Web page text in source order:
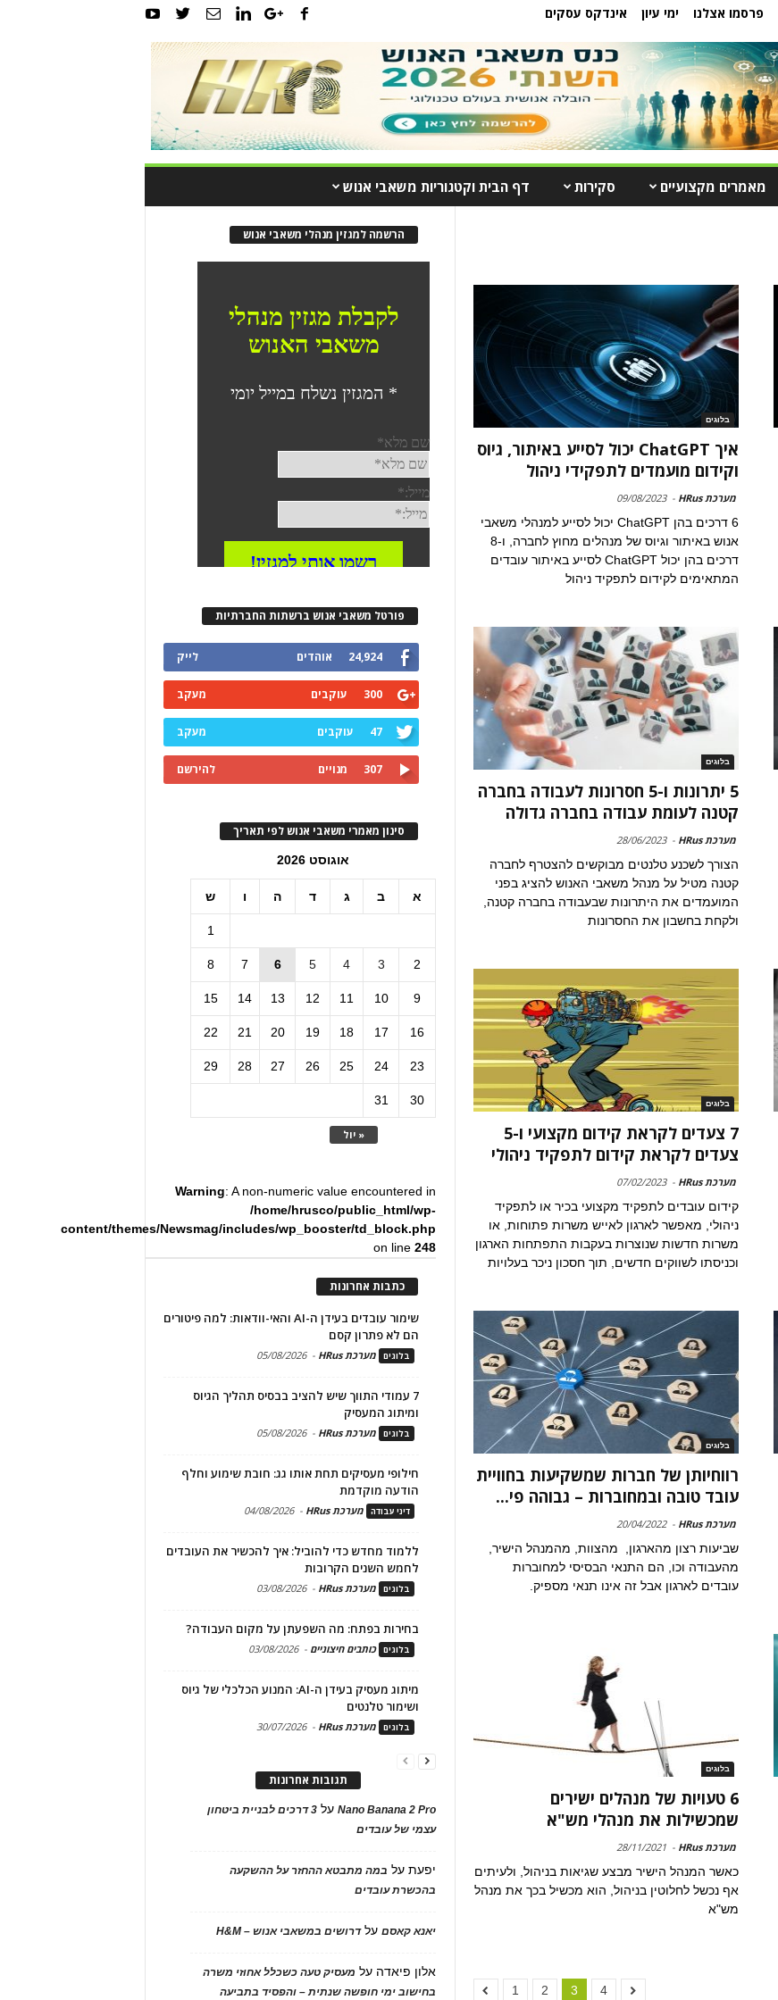
פרסמו אצלנו ימי עיון אינדקס עסקים
מאמרים מקצועיים סקירות דף הבית וקטגוריות משאבי אנוש
בלוגים
איך ChatGPT יכול לסייע באיתור, גיוס
וקידום מועמדים לתפקידי ניהול
מערכת HRus -
09/08/2023
6 דרכים בהן ChatGPT יכול לסייע למנהלי משאבי
אנוש באיתור וגיוס של מנהלים מחוץ לחברה, ו-8
דרכים בהן יכול ChatGPT לסייע באיתור עובדים
המתאימים לקידום לתפקיד ניהול
בלוגים
5 יתרונות ו-5 חסרונות לעבודה בחברה
קטנה לעומת עבודה בחברה גדולה
מערכת HRus -
28/06/2023
הצורך לשכנע טלנטים מבוקשים להצטרף לחברה
קטנה מטיל על מנהל משאבי האנוש להציג בפני
המועמדים את היתרונות שבעבודה בחברה קטנה,
ולקחת בחשבון את החסרונות
בלוגים
7 צעדים לקראת קידום מקצועי ו-5
צעדים לקראת קידום לתפקיד ניהולי
מערכת HRus -
07/02/2023
קידום עובדים לתפקיד מקצועי בכיר או לתפקיד
ניהולי, מאפשר לארגון לאייש משרות פתוחות, או
משרות חדשות שנוצרות בעקבות התפתחות הארגון
וכניסתו לשווקים חדשים, תוך חסכון ניכר בעלויות
בלוגים
רווחיותן של חברות שמשקיעות בחוויית
עובד טובה ובמחוברות – גבוהה פי...
מערכת HRus -
20/04/2022
שביעות רצון מהארגון, מהצוות, מהמנהל הישיר,
מהעבודה וכו, הם התנאי הבסיסי למחוברות
עובדים לארגון אבל זה אינו תנאי מספיק.
בלוגים
6 טעויות של מנהלים ישירים
שמכשילות את מנהלי מש"א
מערכת HRus -
28/11/2021
כאשר המנהל הישיר מבצע שגיאות בניהול, ולעיתים
אף נכשל לחלוטין בניהול, הוא מכשיל בכך את מנהל
מש"א
1 2 3 4
הרשמה למגזין מנהלי משאבי אנוש
פורטל משאבי אנוש ברשתות החברתיות
24,924 אוהדים לייק
300 עוקבים מעקב
47 עוקבים מעקב
307 מנויים להירשם
סינון מאמרי משאבי אנוש לפי תאריך
אוגוסט 2026
א ב ג ד ה ו ש
« יול
1
2
3
4
5
6
7
8
9
10
11
12
13
14
15
16
17
18
19
20
21
22
23
24
25
26
27
28
29
30
31
Warning: A non-numeric value encountered in
/home/hrusco/public_html/wp-
content/themes/Newsmag/includes/wp_booster/td_block.php
on line248
כתבות אחרונות
שימור עובדים בעידן ה-AI והאי-וודאות: למה פיטורים
הם לא פתרון קסם
בלוגים מערכת HRus -
05/08/2026
7 עמודי התווך שיש להציב בבסיס תהליך הגיוס
ומיתוג המעסיק
בלוגים מערכת HRus -
05/08/2026
חילופי מעסיקים תחת אותו גג: חובת שימוע וחלף
הודעה מוקדמת
דיני עבודה מערכת HRus -
04/08/2026
ללמוד מחדש כדי להוביל: איך להכשיר את העובדים
לחמש השנים הקרובות
בלוגים מערכת HRus -
03/08/2026
בחירות בפתח: מה השפעתן על מקום העבודה?
בלוגים כותבים חיצוניים -
03/08/2026
מיתוג מעסיק בעידן ה-AI: המנוע הכלכלי של גיוס
ושימור טלנטים
בלוגים מערכת HRus -
30/07/2026
תגובות אחרונות
Nano Banana 2 Proעל
3 דרכים לבניית ביטחון
עצמי של עובדים
יפעתעל במה מתבטא ההחזר על ההשקעה
בהכשרת עובדים
יאנא קאסםעלדרושים במשאבי אנוש – H&M
אלון פיאדה על מעסיק טעה כשכלל אחוזי משרה
בחישוב ימי חופשה שנתית – והפסיד בתביעה